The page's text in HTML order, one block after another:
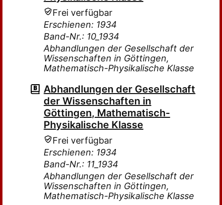
Frei verfügbar
Erschienen: 1934
Band-Nr.: 10_1934
Abhandlungen der Gesellschaft der
Wissenschaften in Göttingen,
Mathematisch-Physikalische Klasse
Abhandlungen der Gesellschaft
der Wissenschaften in
Göttingen, Mathematisch-
Physikalische Klasse
Frei verfügbar
Erschienen: 1934
Band-Nr.: 11_1934
Abhandlungen der Gesellschaft der
Wissenschaften in Göttingen,
Mathematisch-Physikalische Klasse